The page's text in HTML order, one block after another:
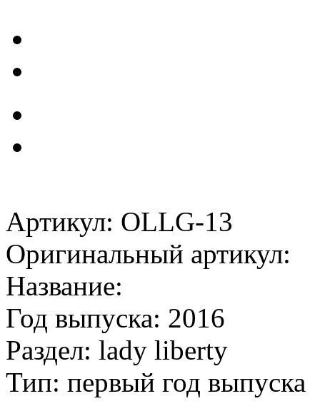
Артикул: OLLG-13
Оригинальный артикул:
Название:
Год выпуска: 2016
Раздел: lady liberty
Тип: первый год выпуска